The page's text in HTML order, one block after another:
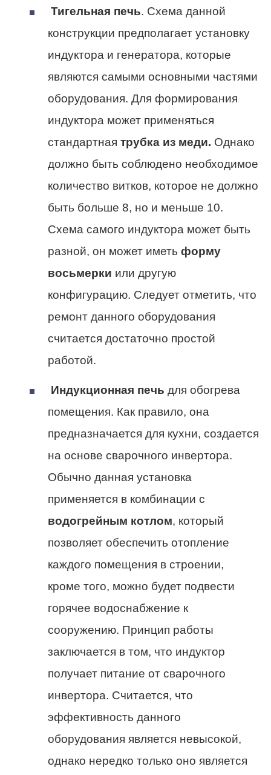
Тигельная печь. Схема данной
конструкции предполагает установку
индуктора и генератора, которые
являются самыми основными частями
оборудования. Для формирования
индуктора может применяться
стандартная трубка из меди. Однако
должно быть соблюдено необходимое
количество витков, которое не должно
быть больше 8, но и меньше 10.
Схема самого индуктора может быть
разной, он может иметь форму
восьмерки или другую
конфигурацию. Следует отметить, что
ремонт данного оборудования
считается достаточно простой
работой.
Индукционная печь для обогрева
помещения. Как правило, она
предназначается для кухни, создается
на основе сварочного инвертора.
Обычно данная установка
применяется в комбинации с
водогрейным котлом, который
позволяет обеспечить отопление
каждого помещения в строении,
кроме того, можно будет подвести
горячее водоснабжение к
сооружению. Принцип работы
заключается в том, что индуктор
получает питание от сварочного
инвертора. Считается, что
эффективность данного
оборудования является невысокой,
однако нередко только оно является